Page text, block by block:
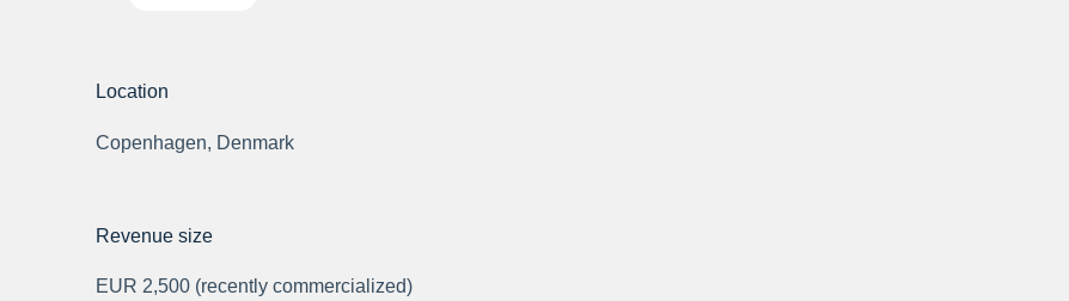
Location
Copenhagen, Denmark
Revenue size
EUR 2,500 (recently commercialized)